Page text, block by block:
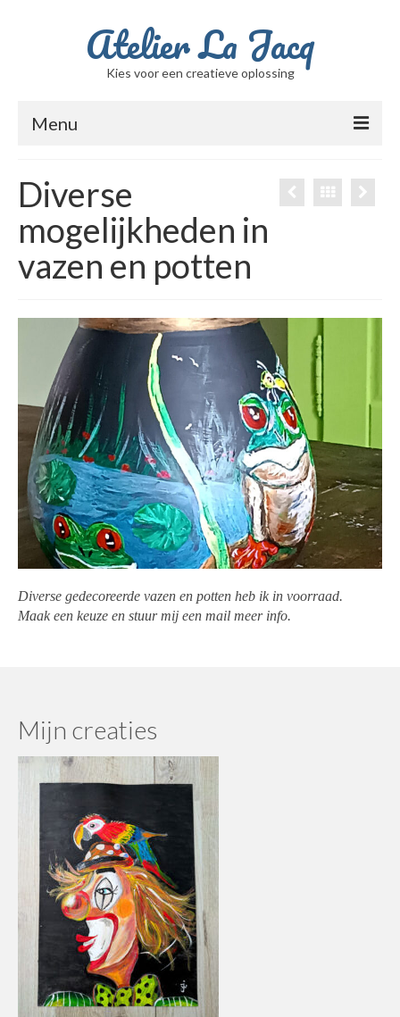
Atelier La Jacq
Kies voor een creatieve oplossing
Menu
Ik ben Jacqueline
Berichten
Winkel
Winkelwagen
Beschilderde glasvazen
Filmpje met de schalen / potten / vazen
Beschilderde schalen
Beschilderde Vazen
Creatieve prenten
Epoxy / sierraden
Epoxy sierraden / armband
Epoxy sierraden / hanger
Wandversiering
Atelier La Jacq Gallery
Contact
Diverse
mogelijkheden in
vazen en potten
Diverse gedecoreerde vazen en potten heb ik in voorraad.
Maak een keuze en stuur mij een mail meer info.
Mijn creaties